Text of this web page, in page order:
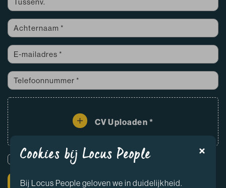
CV Uploaden *
Ja, ik ga akkoord met de privacyverklaring
SOLLICITEREN
Cookies bij Locus People
Bij Locus People geloven we in duidelijkheid.